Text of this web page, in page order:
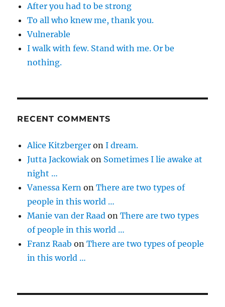
After you had to be strong
To all who knew me, thank you.
Vulnerable
I walk with few. Stand with me. Or be
nothing.
RECENT COMMENTS
Alice Kitzberger onI dream.
Jutta Jackowiak on Sometimes I lie awake at
night …
Vanessa Kern onThere are two types of
people in this world …
Manie van der Raad onThere are two types
of people in this world …
Franz Raab onThere are two types of people
in this world …